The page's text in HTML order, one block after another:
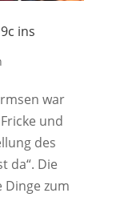
ins
war
und
des
da“. Die
zum